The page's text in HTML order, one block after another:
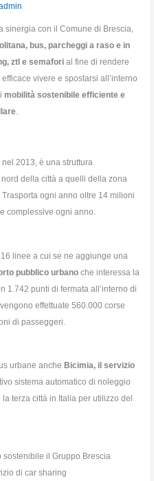
sinergia con il Comune di Brescia,
bus, parcheggi a raso e in
ztl e semafori al fine di rendere
vivere e spostarsi all’interno
mobilità sostenibile efficiente e
2013, è una struttura
della città a quelli della zona
ogni anno oltre 14 milioni
complessive ogni anno.
linee a cui se ne aggiunge una
pubblico urbanoche interessa la
1.742 punti di fermata all’interno di
effettuate 560.000 corse
di passeggeri.
urbane ancheBicimia, il servizio
sistema automatico di noleggio
terza città in Italia per utilizzo del
sostenibile il Gruppo Brescia
di car sharing